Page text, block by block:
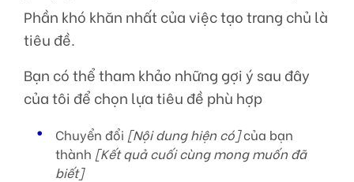
Phần khó khăn nhất của việc tạo trang chủ là
tiêu đề.
Bạn có thể tham khảo những gợi ý sau đây
của tôi để chọn lựa tiêu đề phù hợp
Chuyển đổi [Nội dung hiện có]của bạn
thành [Kết quả cuối cùng mong muốn đã
biết]